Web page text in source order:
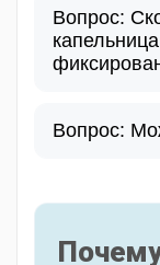
Вопрос:
Вопрос: